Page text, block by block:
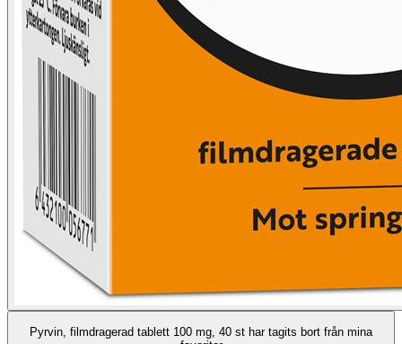
Pyrvin, filmdragerad tablett 100 mg, 40 st har tagits bort från mina